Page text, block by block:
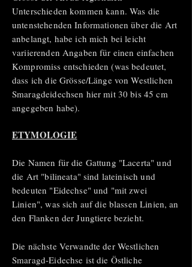
Unterschieden kommen kann. Was die
untenstehenden Informationen über die Art
anbelangt, habe ich mich bei leicht
variierenden Angaben für einen einfachen
Kompromiss entschieden (was bedeutet,
dass ich die Grösse/Länge von Westlichen
Smaragdeidechsen hier mit 30 bis 45 cm
angegeben habe).
ETYMOLOGIE
Die Namen für die Gattung "Lacerta" und
die Art "bilineata" sind lateinisch und
bedeuten "Eidechse" und "mit zwei
Linien", was sich auf die blassen Linien, an
den Flanken der Jungtiere bezieht.
Die nächste Verwandte der Westlichen
Smaragd-Eidechse ist die Östliche